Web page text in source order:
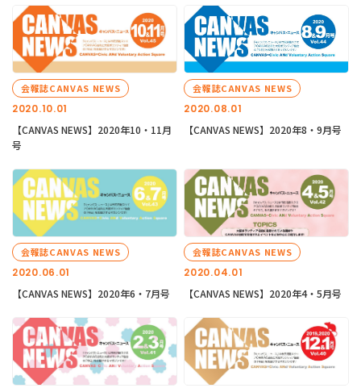
2020.10.01
会報誌CANVAS NEWS
【CANVAS NEWS】2020年10・11月
号
2020.08.01
会報誌CANVAS NEWS
【CANVAS NEWS】2020年8・9月号
2020.06.01
会報誌CANVAS NEWS
【CANVAS NEWS】2020年6・7月号
2020.04.01
会報誌CANVAS NEWS
【CANVAS NEWS】2020年4・5月号